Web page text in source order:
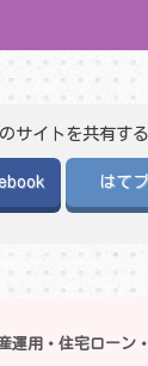
サイトを共有する
はてブ
運用・住宅ローン